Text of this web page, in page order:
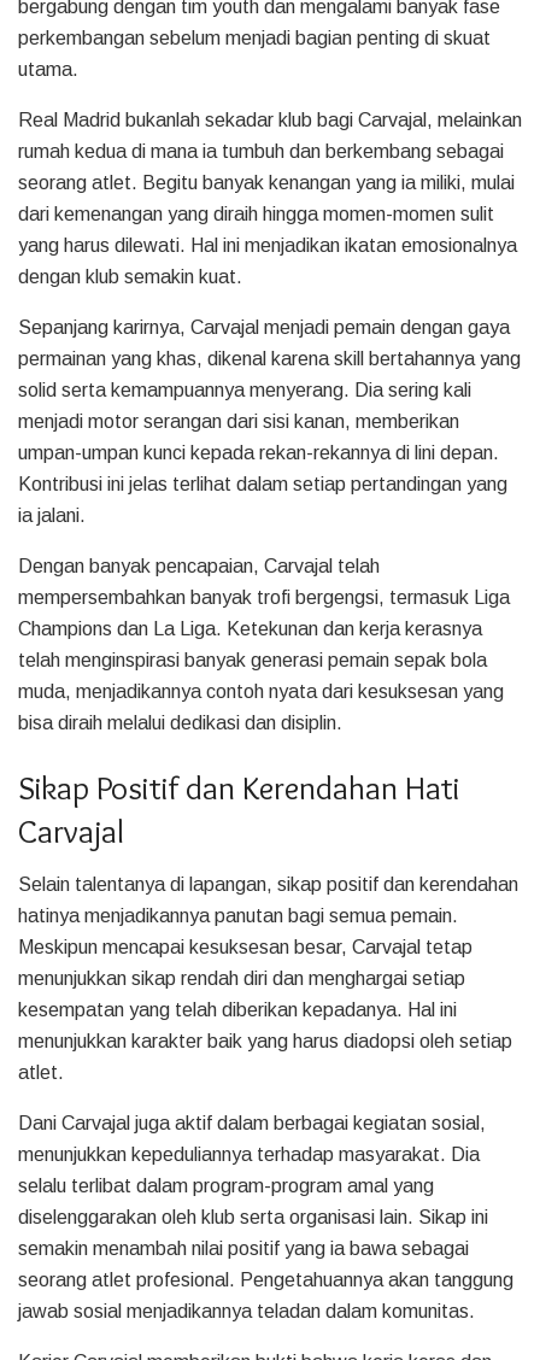
bergabung dengan tim youth dan mengalami banyak fase
perkembangan sebelum menjadi bagian penting di skuat
utama.
Real Madrid bukanlah sekadar klub bagi Carvajal, melainkan
rumah kedua di mana ia tumbuh dan berkembang sebagai
seorang atlet. Begitu banyak kenangan yang ia miliki, mulai
dari kemenangan yang diraih hingga momen-momen sulit
yang harus dilewati. Hal ini menjadikan ikatan emosionalnya
dengan klub semakin kuat.
Sepanjang karirnya, Carvajal menjadi pemain dengan gaya
permainan yang khas, dikenal karena skill bertahannya yang
solid serta kemampuannya menyerang. Dia sering kali
menjadi motor serangan dari sisi kanan, memberikan
umpan-umpan kunci kepada rekan-rekannya di lini depan.
Kontribusi ini jelas terlihat dalam setiap pertandingan yang
ia jalani.
Dengan banyak pencapaian, Carvajal telah
mempersembahkan banyak trofi bergengsi, termasuk Liga
Champions dan La Liga. Ketekunan dan kerja kerasnya
telah menginspirasi banyak generasi pemain sepak bola
muda, menjadikannya contoh nyata dari kesuksesan yang
bisa diraih melalui dedikasi dan disiplin.
Sikap Positif dan Kerendahan Hati
Carvajal
Selain talentanya di lapangan, sikap positif dan kerendahan
hatinya menjadikannya panutan bagi semua pemain.
Meskipun mencapai kesuksesan besar, Carvajal tetap
menunjukkan sikap rendah diri dan menghargai setiap
kesempatan yang telah diberikan kepadanya. Hal ini
menunjukkan karakter baik yang harus diadopsi oleh setiap
atlet.
Dani Carvajal juga aktif dalam berbagai kegiatan sosial,
menunjukkan kepeduliannya terhadap masyarakat. Dia
selalu terlibat dalam program-program amal yang
diselenggarakan oleh klub serta organisasi lain. Sikap ini
semakin menambah nilai positif yang ia bawa sebagai
seorang atlet profesional. Pengetahuannya akan tanggung
jawab sosial menjadikannya teladan dalam komunitas.